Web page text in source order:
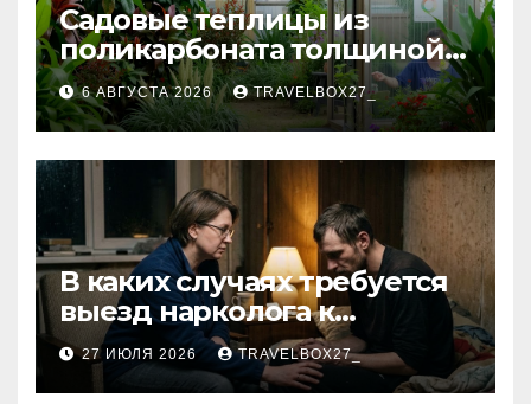
Садовые теплицы из
поликарбоната толщиной 4
и 6 мм
6 АВГУСТА 2026 TRAVELBOX27_
В каких случаях требуется
выезд нарколога к
пациенту
27 ИЮЛЯ 2026 TRAVELBOX27_